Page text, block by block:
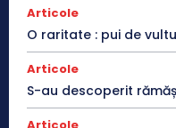
Articole
O raritate : pui de
Articole
S-au descoperit
Articole